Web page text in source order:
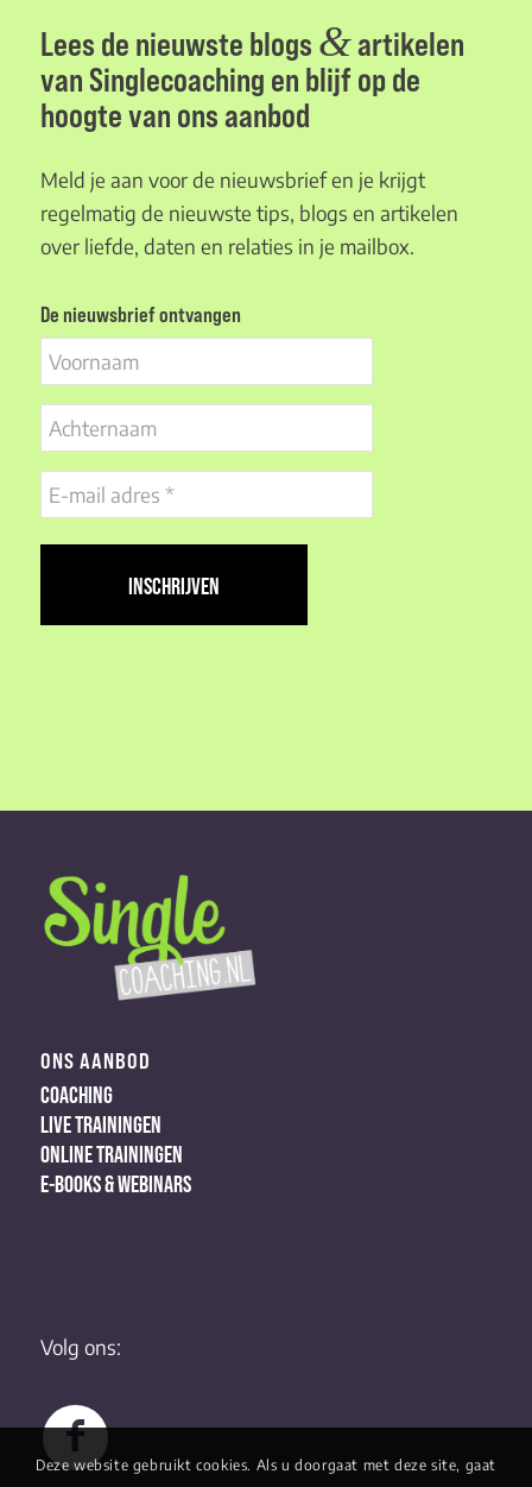
Lees de nieuwste blogs &artikelen
van Singlecoaching en blijf op de
hoogte van ons aanbod
Meld je aan voor de nieuwsbrief en je krijgt
regelmatig de nieuwste tips, blogs en artikelen
over liefde, daten en relaties in je mailbox.
De nieuwsbrief ontvangen
Voornaam
Achternaam
E-
mail
adres
ONS AANBOD
COACHING
LIVE TRAININGEN
ONLINE TRAININGEN
E-BOOKS & WEBINARS
Volg ons:
Deze website gebruikt cookies. Als u doorgaat met deze site, gaat